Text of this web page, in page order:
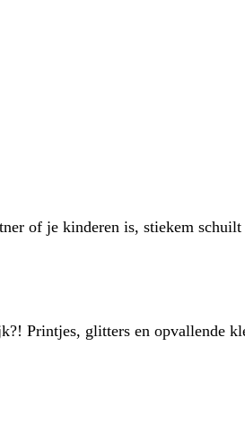
of je kinderen is, stiekem
Printjes, glitters en opvallende